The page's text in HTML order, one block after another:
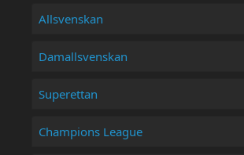
Allsvenskan
Damallsvenskan
Superettan
Champions League